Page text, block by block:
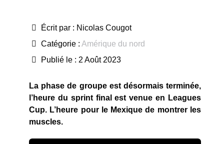
Écrit par : Nicolas Cougot
Catégorie : Amérique du nord
Publié le : 2 Août 2023
La phase de groupe est désormais terminée,
l’heure du sprint final est venue en Leagues
Cup. L’heure pour le Mexique de montrer les
muscles.